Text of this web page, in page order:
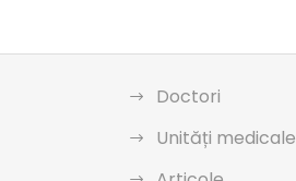
Doctori
Unități medicale